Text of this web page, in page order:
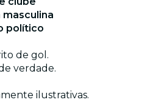
masculina
político
de gol.
verdade.
ilustrativas.